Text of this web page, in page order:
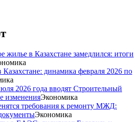
жилье в Казахстане замедлился: итоги
динамика февраля 2026 по
2026 года вводят Строительный
измененияЭкономика
требования к ремонту МЖД:
Экономика